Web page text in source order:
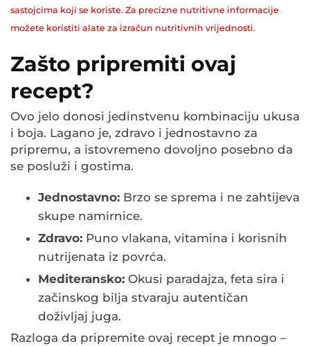
sastojcima koji se koriste. Za precizne nutritivne informacije
možete koristiti alate za izračun nutritivnih vrijednosti.
Zašto pripremiti ovaj
recept?
Ovo jelo donosi jedinstvenu kombinaciju ukusa
i boja. Lagano je, zdravo i jednostavno za
pripremu, a istovremeno dovoljno posebno da
se posluži i gostima.
Jednostavno: Brzo se sprema i ne zahtijeva
skupe namirnice.
Zdravo: Puno vlakana, vitamina i korisnih
nutrijenata iz povrća.
Mediteransko: Okusi paradajza, feta sira i
začinskog bilja stvaraju autentičan
doživljaj juga.
Razloga da pripremite ovaj recept je mnogo –